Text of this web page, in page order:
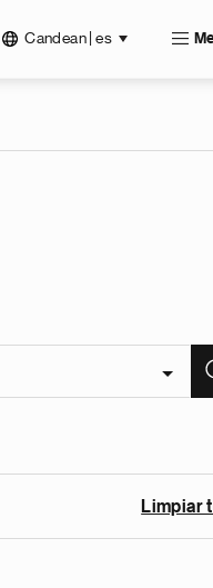
Candean | es
Limpiar